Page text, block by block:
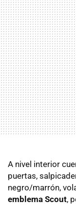
A nivel interior
puertas,
negro/marrón,
emblema Scout,